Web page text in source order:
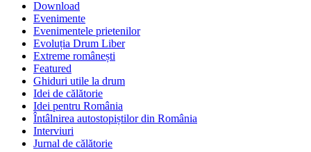
Download
Evenimente
Evenimentele prietenilor
Evoluția Drum Liber
Extreme românești
Featured
Ghiduri utile la drum
Idei de călătorie
Idei pentru România
Întâlnirea autostopiștilor din România
Interviuri
Jurnal de călătorie